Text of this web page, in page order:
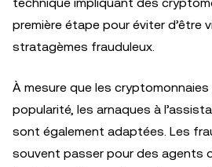
première étape pour éviter d’être
stratagèmes frauduleux.
À mesure que les
popularité, les arnaques à
sont également adaptées. Les
souvent passer pour des agents